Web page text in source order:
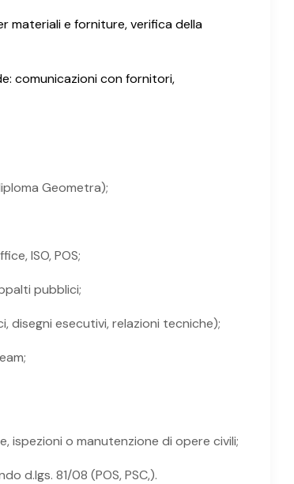
materiali e forniture, verifica della
comunicazioni con fornitori,
Geometra);
ISO, POS;
pubblici;
disegni esecutivi, relazioni tecniche);
ispezioni o manutenzione di opere civili;
d.lgs. 81/08 (POS, PSC,).